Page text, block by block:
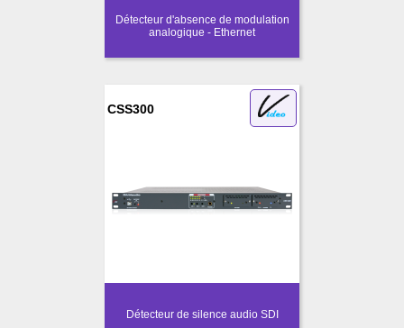
Détecteur d'absence de modulation
analogique - Ethernet
CSS300
Détecteur de silence audio SDI